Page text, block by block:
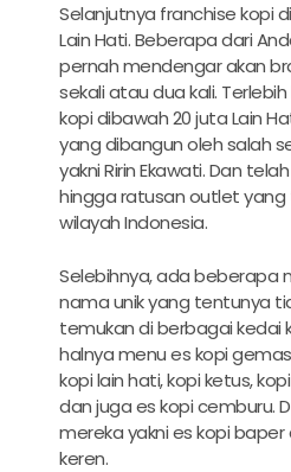
Selanjutnya franchise kopi
Lain Hati. Beberapa dari
pernah mendengar akan
sekali atau dua kali.
kopi dibawah 20 juta Lain
yang dibangun oleh salah
yakni Ririn Ekawati. Dan
hingga ratusan outlet
wilayah Indonesia.
Selebihnya, ada beberapa
nama unik yang tentunya
temukan di berbagai kedai
halnya menu es kopi
kopi lain hati, kopi ketus,
dan juga es kopi cemburu.
mereka yakni es kopi
keren.